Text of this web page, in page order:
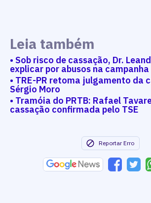
Leia também
• Sob risco de cassação, Dr.
explicar por abusos na campanha
• TRE-PR retoma julgamento da
Sérgio Moro
• Tramóia do PRTB: Rafael
cassação confirmada pelo TSE
Reportar Erro